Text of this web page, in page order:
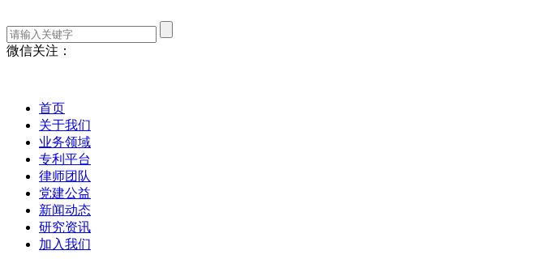
微信关注：
首页
关于我们
业务领域
专利平台
律师团队
党建公益
新闻动态
研究资讯
加入我们